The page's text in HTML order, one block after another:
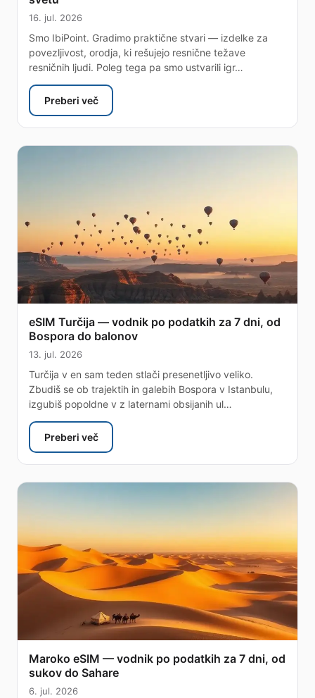
16. jul. 2026
Smo IbiPoint. Gradimo praktične stvari — izdelke za
povezljivost, orodja, ki rešujejo resnične težave
resničnih ljudi. Poleg tega pa smo ustvarili igr…
Preberi več
: Zakaj smo ustvarili najbolj neumno igro na svetu
eSIM Turčija — vodnik po podatkih za 7 dni, od
Bospora do balonov
13. jul. 2026
Turčija v en sam teden stlači presenetljivo veliko.
Zbudiš se ob trajektih in galebih Bospora v Istanbulu,
izgubiš popoldne v z laternami obsijanih ul…
Preberi več
: eSIM Turčija — vodnik po podatkih za 7 dni, od
Maroko eSIM — vodnik po podatkih za 7 dni, od
sukov do Sahare
6. jul. 2026